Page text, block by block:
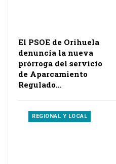
El PSOE de Orihuela
denuncia la nueva
prórroga del servicio
de Aparcamiento
Regulado…
REGIONAL Y LOCAL